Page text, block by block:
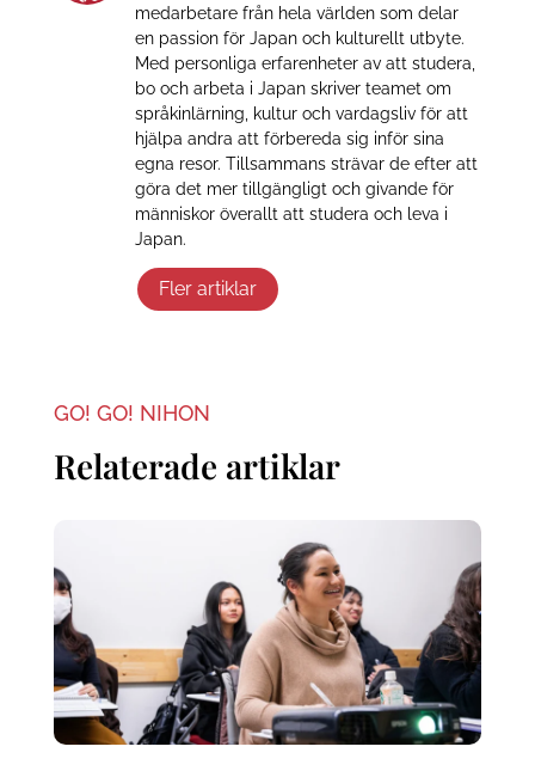
medarbetare från hela världen som delar
en passion för Japan och kulturellt utbyte.
Med personliga erfarenheter av att studera,
bo och arbeta i Japan skriver teamet om
språkinlärning, kultur och vardagsliv för att
hjälpa andra att förbereda sig inför sina
egna resor. Tillsammans strävar de efter att
göra det mer tillgängligt och givande för
människor överallt att studera och leva i
Japan.
Fler artiklar
GO! GO! NIHON
Relaterade artiklar